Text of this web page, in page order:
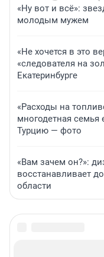
«Ну вот и всё»:
молодым мужем
«Не хочется в это
«следователя на
Екатеринбурге
«Расходы на
многодетная семья
Турцию — фото
«Вам зачем он?»:
восстанавливает
области